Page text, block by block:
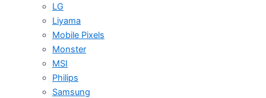
LG
Liyama
Mobile Pixels
Monster
MSI
Philips
Samsung